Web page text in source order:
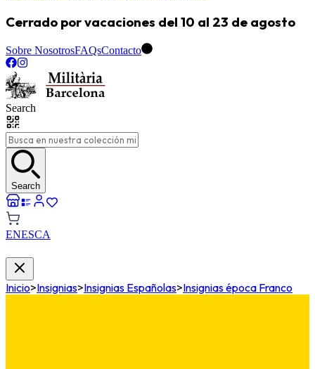
Cerrado por vacaciones del 10 al 23 de agosto
Sobre NosotrosFAQsContacto
Search
Search
ENESCA
Inicio>Insignias>Insignias Españolas>Insignias época Franco